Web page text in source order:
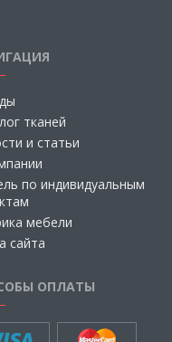
тканей
и статьи
по индивидуальным
мебели
сайта
ОПЛАТЫ